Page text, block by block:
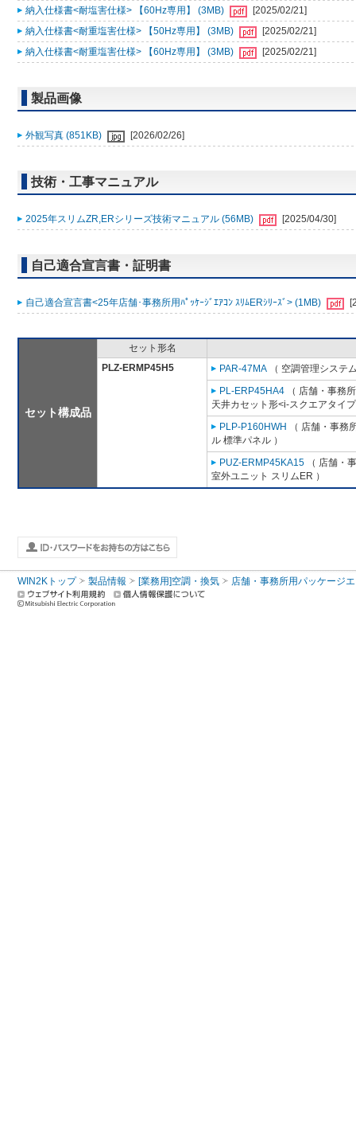
納入仕様書<耐塩害仕様> 【60Hz専用】 (3MB)
[2025/02/21]
納入仕様書<耐重塩害仕様> 【50Hz専用】 (3MB)
[2025/02/21]
納入仕様書<耐重塩害仕様> 【60Hz専用】 (3MB)
[2025/02/21]
製品画像
外観写真 (851KB) [2026/02/26]
技術・工事マニュアル
2025年スリムZR,ERシリーズ技術マニュアル (56MB) [2025/04/30]
自己適合宣言書・証明書
自己適合宣言書<25年店舗･事務所用ﾊﾟｯｹｰｼﾞｴｱｺﾝ ｽﾘﾑERｼﾘｰｽﾞ> (1MB)
セット構成品
セット形名
PLZ-ERMP45H5
PAR-47MA （ 空調管理システ
PL-ERP45HA4 （ 店舗・事務
天井カセット形<i-スクエアタイ
PLP-P160HWH
（ 店舗・事務
ル 標準パネル ）
PUZ-ERMP45KA15 （ 店舗・
室外ユニット スリムER ）
WIN2Kトップ 製品情報 [業務用]空調・換気 店舗・事務所用パッケージ